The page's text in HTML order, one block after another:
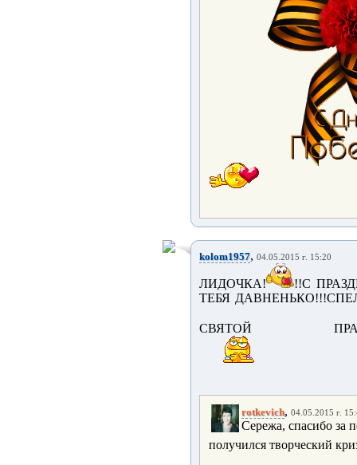
kolom1957, 04.05.2015 г. 15:20
ЛИДОЧКА!
!!С
ТЕБЯ
СВЯТОЙ
rotkevich, 04.05.2015 г.
Сережа, спасибо за
получился творческий